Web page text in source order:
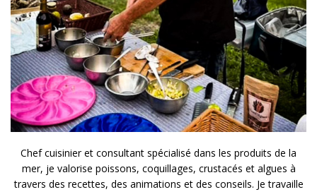
Chef cuisinier et consultant spécialisé dans les produits de la
mer, je valorise poissons, coquillages, crustacés et algues à
travers des recettes, des animations et des conseils. Je travaille